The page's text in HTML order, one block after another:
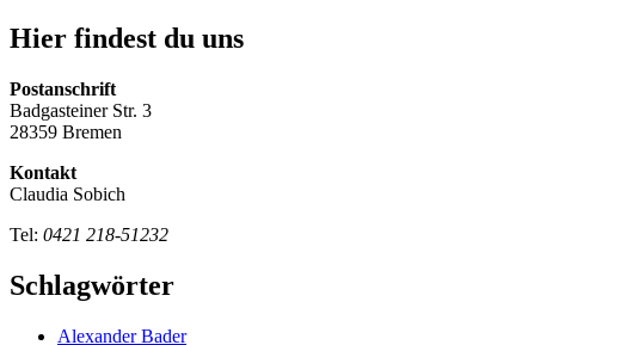
Hier findest du uns
Postanschrift
Badgasteiner Str. 3
28359 Bremen
Kontakt
Claudia Sobich
Tel: 0421 218-51232
Schlagwörter
Alexander Bader